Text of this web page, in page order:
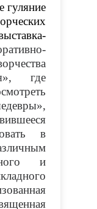
гуляние
где
в
и